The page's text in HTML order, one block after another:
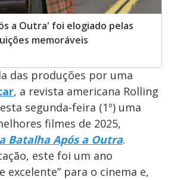
a Outra' foi elogiado pelas
memoráveis
das produções por uma
, a revista americana Rolling
segunda-feira (1º) uma
filmes de 2025,
Batalha Após a Outra.
este foi um ano
excelente” para o cinema e,